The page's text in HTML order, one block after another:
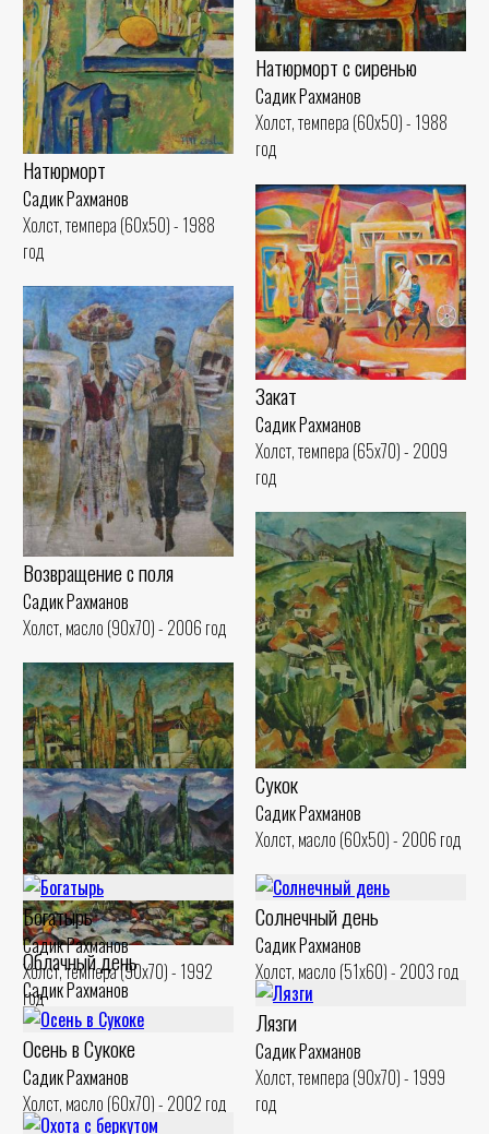
Натюрморт с сиренью
Садик Рахманов
Холст, темпера (60x50) - 1988
год
Натюрморт
Садик Рахманов
Холст, темпера (60x50) - 1988
год
Закат
Садик Рахманов
Холст, темпера (65x70) - 2009
год
Возвращение с поля
Садик Рахманов
Холст, масло (90x70) - 2006 год
Сукок
Садик Рахманов
Холст, масло (60x50) - 2006 год
Тополя Сукока
Садик Рахманов
Холст, масло (50x60) - 2000 год
Облачный день
Садик Рахманов
Холст, масло (50x60) - 2000 год
Солнечный день
Садик Рахманов
Холст, масло (51x60) - 2003 год
Богатырь
Садик Рахманов
Холст, темпера (90x70) - 1992
год
Лязги
Садик Рахманов
Холст, темпера (90x70) - 1999
год
Осень в Сукоке
Садик Рахманов
Холст, масло (60x70) - 2002 год